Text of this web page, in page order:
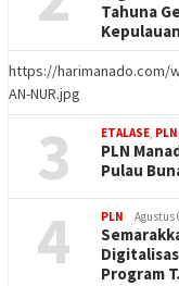
Tahuna
https://harimanado.com/
AN-NUR.jpg
3 ETALASE, PLN,
PLN
Pulau
4 PLN Agustus
Program